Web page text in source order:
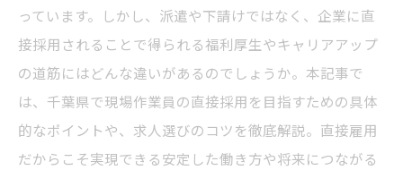
っています。しかし、派遣や下請けではなく、企業に直
接採用されることで得られる福利厚生やキャリアアップ
の道筋にはどんな違いがあるのでしょうか。本記事で
は、千葉県で現場作業員の直接採用を目指すための具体
的なポイントや、求人選びのコツを徹底解説。直接雇用
だからこそ実現できる安定した働き方や将来につながる